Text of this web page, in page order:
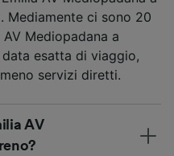
Mediamente ci sono 20
Mediopadana a
esatta di viaggio,
servizi diretti.
AV